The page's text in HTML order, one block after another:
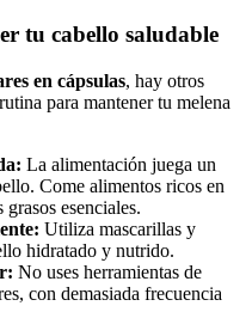
tu cabello saludable
en cápsulas, hay otros
para mantener tu melena
La alimentación juega un
Come alimentos ricos en
esenciales.
Utiliza mascarillas y
hidratado y nutrido.
No uses herramientas de
con demasiada frecuencia